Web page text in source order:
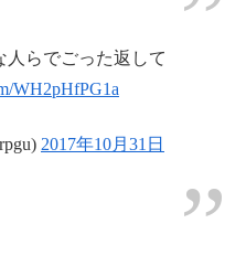
らでごった返して
WH2pHfPG1a
2017年10月31日